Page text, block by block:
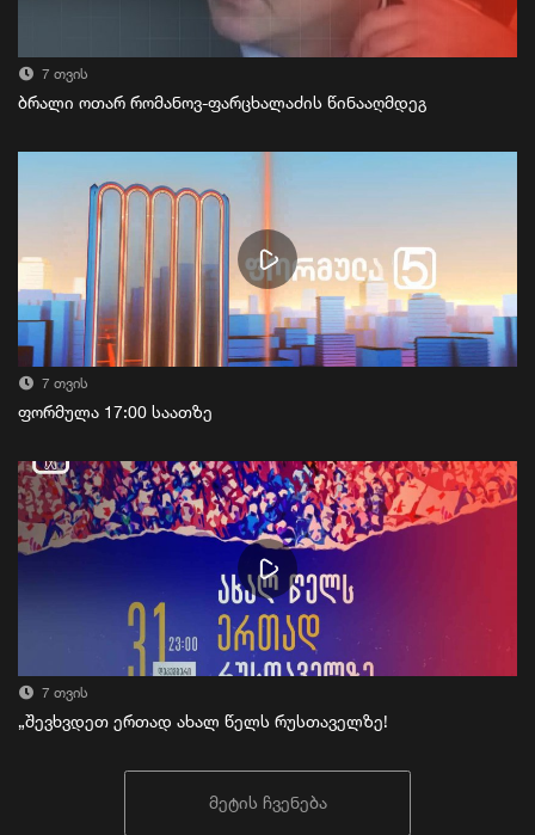
7 თვის
ბრალი ოთარ რომანოვ-ფარცხალაძის წინააღმდეგ
7 თვის
ფორმულა 17:00 საათზე
7 თვის
„შევხვდეთ ერთად ახალ წელს რუსთაველზე!
მეტის ჩვენება